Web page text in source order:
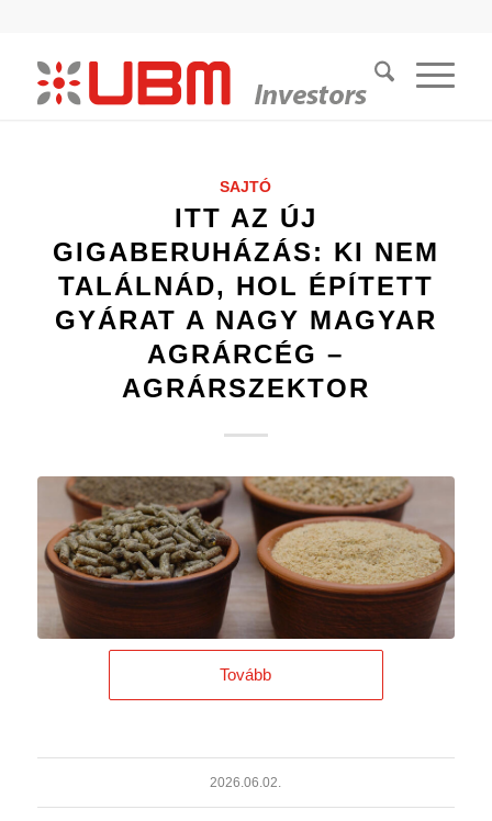
SAJTÓ
ITT AZ ÚJ
GIGABERUHÁZÁS: KI NEM
TALÁLNÁD, HOL ÉPÍTETT
GYÁRAT A NAGY MAGYAR
AGRÁRCÉG –
AGRÁRSZEKTOR
Tovább
2026.06.02.